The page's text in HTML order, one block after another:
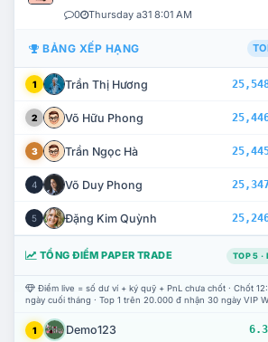
0 Thursday a31 8:01 AM
BẢNG XẾP HẠNG
1 Trần Thị Hương
2 Võ Hữu Phong
3 Trần Ngọc Hà
4 Võ Duy Phong
5 Đặng Kim Quỳnh
TỔNG ĐIỂM PAPER TRADE TOP 5 ·
Điểm live = số dư ví + ký quỹ + PnL chưa chốt · Chốt
ngày cuối tháng · Top 1 trên 20.000 đ nhận 30 ngày VIP
1 Demo123